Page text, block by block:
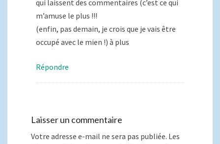
qui laissent des commentaires (c’est ce qui
m’amuse le plus !!!
(enfin, pas demain, je crois que je vais être
occupé avec le mien !) à plus
Répondre
Laisser un commentaire
Votre adresse e-mail ne sera pas publiée. Les